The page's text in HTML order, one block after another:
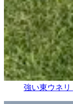
強い東ウネリ